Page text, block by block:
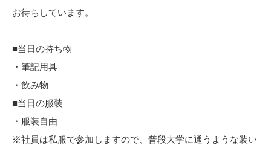
お待ちしています。
■当日の持ち物
・筆記用具
・飲み物
■当日の服装
・服装自由
※社員は私服で参加しますので、普段大学に通うような装い